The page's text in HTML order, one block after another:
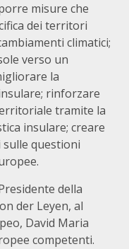
misure che
dei territori
climatici;
verso un
la
rinforzare
tramite la
insulare; creare
questioni
della
der Leyen, al
David Maria
competenti.